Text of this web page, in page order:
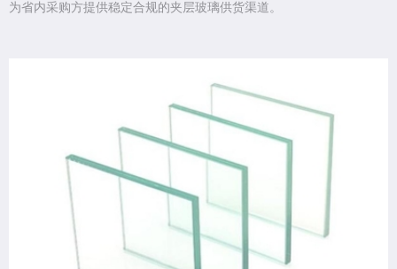
为省内采购方提供稳定合规的夹层玻璃供货渠道。